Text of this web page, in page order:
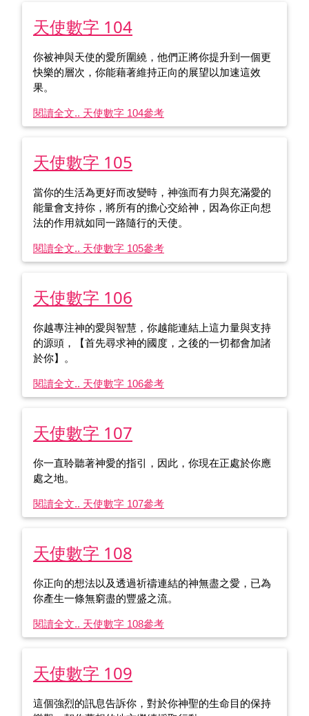
天使數字 104
你被神與天使的愛所圍繞，他們正將你提升到一個更
快樂的層次，你能藉著維持正向的展望以加速這效
果。
閱讀全文.. 天使數字 104參考
天使數字 105
當你的生活為更好而改變時，神強而有力與充滿愛的
能量會支持你，將所有的擔心交給神，因為你正向想
法的作用就如同一路隨行的天使。
閱讀全文.. 天使數字 105參考
天使數字 106
你越專注神的愛與智慧，你越能連結上這力量與支持
的源頭，【首先尋求神的國度，之後的一切都會加諸
於你】。
閱讀全文.. 天使數字 106參考
天使數字 107
你一直聆聽著神愛的指引，因此，你現在正處於你應
處之地。
閱讀全文.. 天使數字 107參考
天使數字 108
你正向的想法以及透過祈禱連結的神無盡之愛，已為
你產生一條無窮盡的豐盛之流。
閱讀全文.. 天使數字 108參考
天使數字 109
這個強烈的訊息告訴你，對於你神聖的生命目的保持